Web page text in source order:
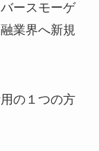
ースモーゲ
業界へ新規
の１つの方